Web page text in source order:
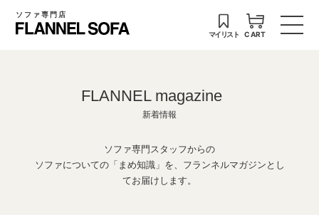
ソファ専門店
マイリスト CART
FLANNEL magazine
新着情報
ソファ専門スタッフからの
ソファについての「まめ知識」を、フランネルマガジンとし
てお届けします。